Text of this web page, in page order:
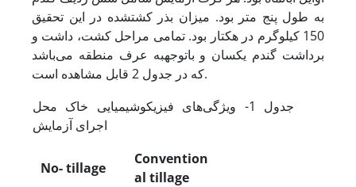
به طول پنج متر بود. میزان بذر کشت­شده در این تحقیق
150 کیلوگرم در هکتار بود. تمامی مراحل کشت، داشت و
برداشت گندم یکسان و با­توجه­به عرف منطقه می‌باشد
که در جدول 2 قابل مشاهده است.
جدول 1- ویژگی‌های فیزیکوشیمیایی خاک محل
اجرای آزمایش
No- tillage
Convention
al tillage